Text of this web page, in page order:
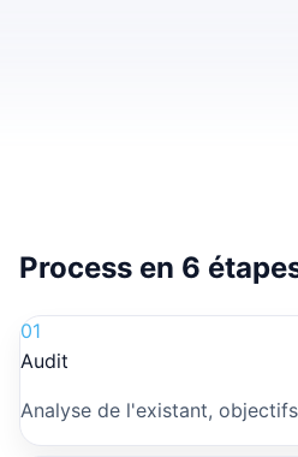
Process en 6
01
Audit
Analyse de l'existant,